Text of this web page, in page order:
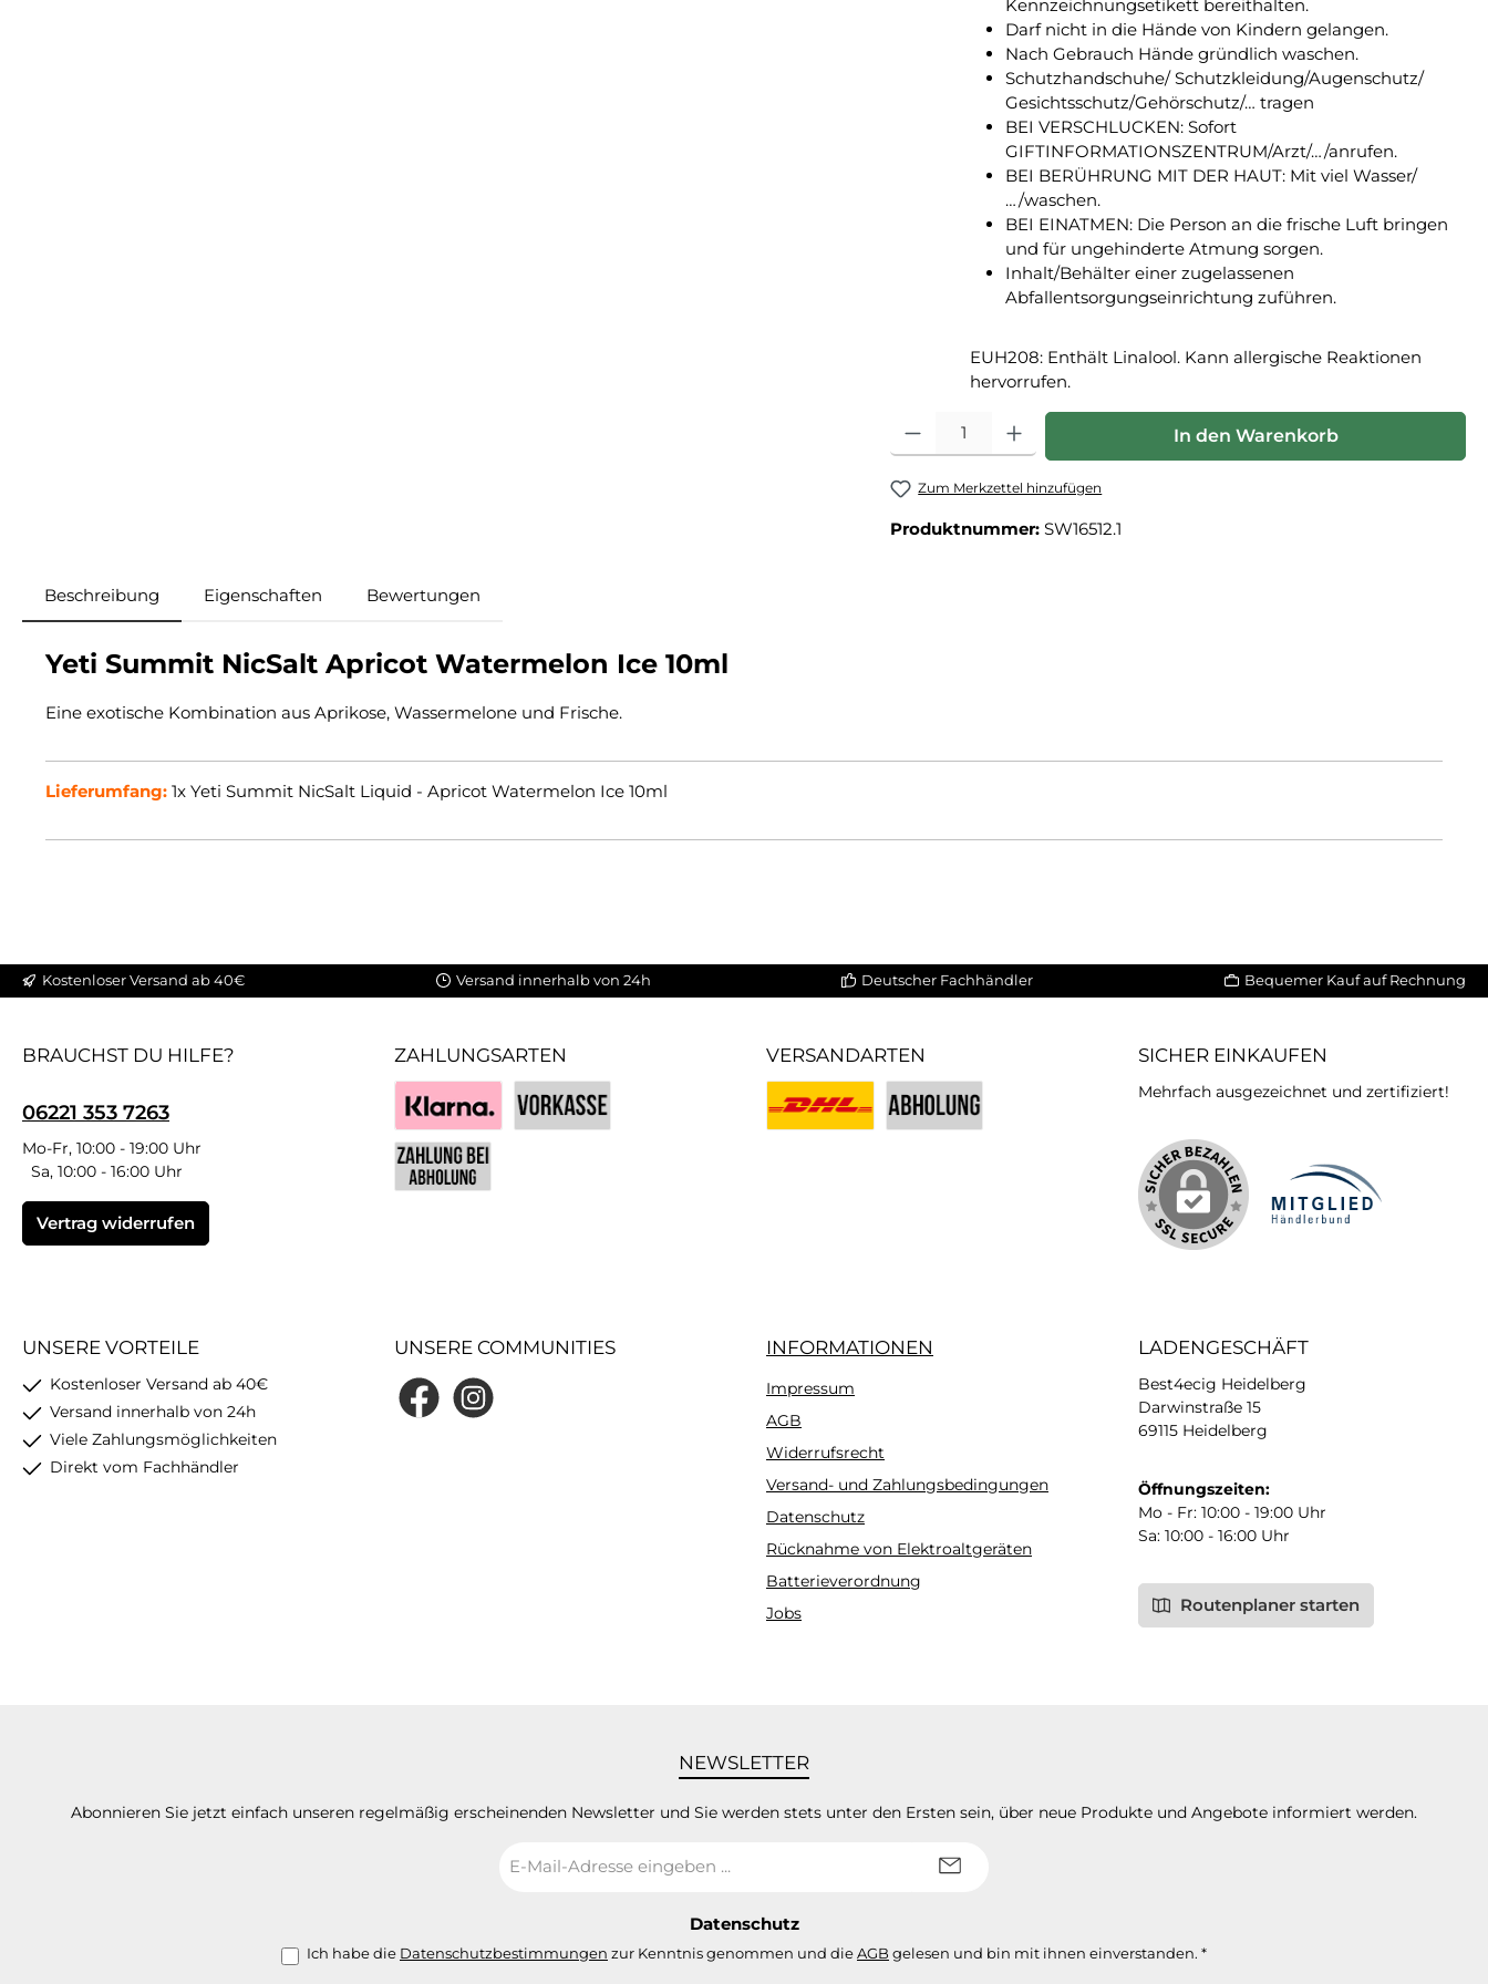
Kennzeichnungsetikett bereithalten.
Darf nicht in die Hände von Kindern gelangen.
Nach Gebrauch Hände gründlich waschen.
Schutzhandschuhe/ Schutzkleidung/Augenschutz/
Gesichtsschutz/Gehörschutz/… tragen
BEI VERSCHLUCKEN: Sofort
GIFTINFORMATIONSZENTRUM/Arzt/…/anrufen.
BEI BERÜHRUNG MIT DER HAUT: Mit viel Wasser/
…/waschen.
BEI EINATMEN: Die Person an die frische Luft bringen
und für ungehinderte Atmung sorgen.
Inhalt/Behälter einer zugelassenen
Abfallentsorgungseinrichtung zuführen.
EUH208: Enthält Linalool. Kann allergische Reaktionen
hervorrufen.
Produkt Anzahl: Gib den gewünschten Wert ein oder benutze die
In den Warenkorb
Zum Merkzettel hinzufügen
Produktnummer: SW16512.1
Beschreibung Eigenschaften Bewertungen
Yeti Summit NicSalt Apricot Watermelon Ice 10ml
Eine exotische Kombination aus Aprikose, Wassermelone und Frische.
Lieferumfang: 1x Yeti Summit NicSalt Liquid - Apricot Watermelon Ice 10ml
Kostenloser Versand ab 40€ Versand innerhalb von 24h Deutscher Fachhändler Bequemer Kauf auf Rechnung
BRAUCHST DU HILFE?
06221 353 7263
Mo-Fr, 10:00 - 19:00 Uhr
Sa, 10:00 - 16:00 Uhr
Vertrag widerrufen
ZAHLUNGSARTEN
Klarna
VERSANDARTEN SICHER EINKAUFEN
Mehrfach ausgezeichnet und zertifiziert!
UNSERE VORTEILE
Kostenloser Versand ab 40€
Versand innerhalb von 24h
Viele Zahlungsmöglichkeiten
Direkt vom Fachhändler
UNSERE COMMUNITIES
FacebookInstagram
INFORMATIONEN
Impressum
AGB
Widerrufsrecht
Versand- und Zahlungsbedingungen
Datenschutz
Rücknahme von Elektroaltgeräten
Batterieverordnung
Jobs
LADENGESCHÄFT
Best4ecig Heidelberg
Darwinstraße 15
69115 Heidelberg
Öffnungszeiten:
Mo - Fr: 10:00 - 19:00 Uhr
Sa: 10:00 - 16:00 Uhr
Routenplaner starten
NEWSLETTER
Abonnieren Sie jetzt einfach unseren regelmäßig erscheinenden Newsletter und Sie werden stets unter den Ersten sein, über neue Produkte und Angebote informiert werden.
Mail-
Datenschutz
Ich habe die Datenschutzbestimmungen zur Kenntnis genommen und dieAGB gelesen und bin mit ihnen einverstanden. *